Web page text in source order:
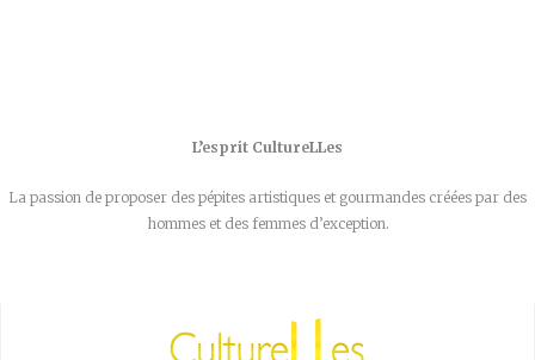
L’esprit CultureLLes
La passion de proposer des pépites artistiques et gourmandes créées par des
hommes et des femmes d’exception.